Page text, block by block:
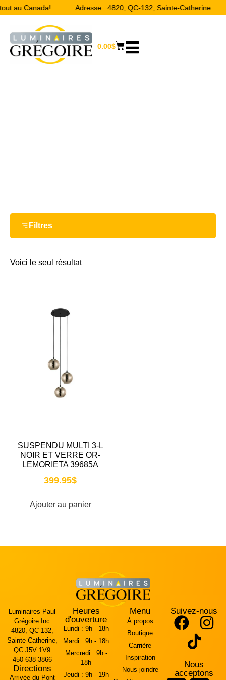
au Canada! Adresse : 4820, QC-132, Sainte-Catherine
0.00$
Filtres
Voici le seul résultat
SUSPENDU MULTI 3-L
NOIR ET VERRE OR-
LEMORIETA 39685A
399.95$
Ajouter au panier
Luminaires Paul
Grégoire Inc
4820, QC-132,
Sainte-Catherine,
QC J5V 1V9
450-638-3866
Directions
Arrivée du Pont
Heures
d'ouverture
Lundi : 9h - 18h
Mardi : 9h - 18h
Mercredi : 9h -
18h
Jeudi : 9h - 19h
Menu
À propos
Boutique
Carrière
Inspiration
Nous joindre
Suivez-nous
Nous
acceptons